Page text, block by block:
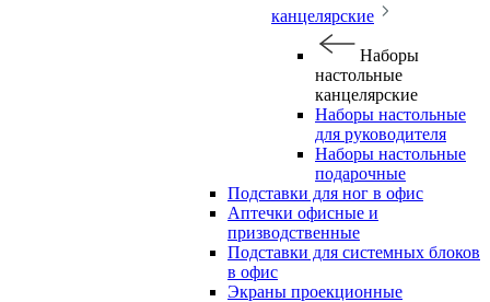
канцелярские
Наборы
настольные
канцелярские
Наборы настольные
для руководителя
Наборы настольные
подарочные
Подставки для ног в офис
Аптечки офисные и
призводственные
Подставки для системных блоков
в офис
Экраны проекционные